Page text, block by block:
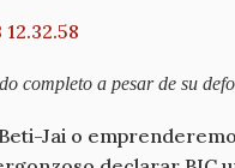
completo a pesar de su
Jai o